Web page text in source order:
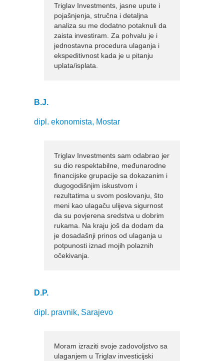
Triglav Investments, jasne upute i
pojašnjenja, stručna i detaljna
analiza su me dodatno potaknuli da
zaista investiram. Za pohvalu je i
jednostavna procedura ulaganja i
ekspeditivnost kada je u pitanju
uplata/isplata.
B.J.
dipl. ekonomista, Mostar
Triglav Investments sam odabrao jer
su dio respektabilne, međunarodne
financijske grupacije sa dokazanim i
dugogodišnjim iskustvom i
rezultatima u svom poslovanju, što
meni kao ulagaču ulijeva sigurnost
da su povjerena sredstva u dobrim
rukama. Na kraju još da dodam da
je dosadašnji prinos od ulaganja u
potpunosti iznad mojih polaznih
očekivanja.
D.P.
dipl. pravnik, Sarajevo
Moram izraziti svoje zadovoljstvo sa
ulaganjem u Triglav investicijski